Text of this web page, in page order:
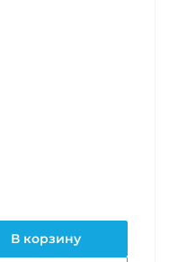
В корзину